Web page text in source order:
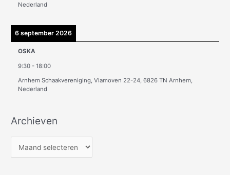
Nederland
6 september 2026
OSKA
9:30 -18:00
Arnhem Schaakvereniging, Vlamoven 22-24, 6826 TN Arnhem,
Nederland
Archieven